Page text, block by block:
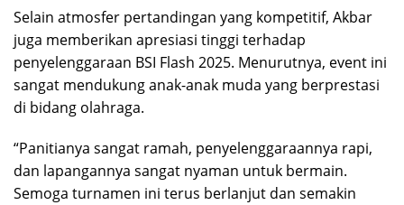
Selain atmosfer pertandingan yang kompetitif, Akbar
juga memberikan apresiasi tinggi terhadap
penyelenggaraan BSI Flash 2025. Menurutnya, event ini
sangat mendukung anak-anak muda yang berprestasi
di bidang olahraga.
“Panitianya sangat ramah, penyelenggaraannya rapi,
dan lapangannya sangat nyaman untuk bermain.
Semoga turnamen ini terus berlanjut dan semakin